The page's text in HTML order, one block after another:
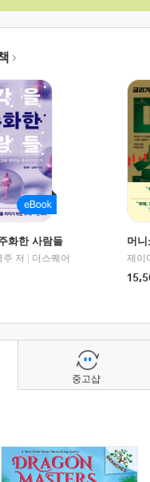
화한 사람들
저
더스퀘어
머
중고샵